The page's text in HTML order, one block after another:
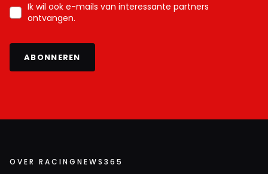
Ik wil ook e-mails van interessante partners
ontvangen.
ABONNEREN
OVER RACINGNEWS365